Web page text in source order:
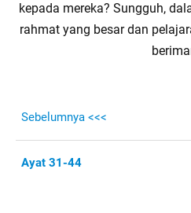
kepada mereka? Sungguh,
rahmat yang besar dan
Sebelumnya <<<
Ayat 31-44